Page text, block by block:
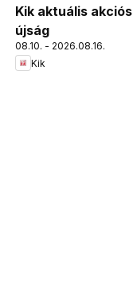
Kik aktuális akciós
újság
08.10. - 2026.08.16.
Kik